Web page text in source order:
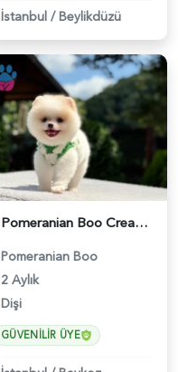
İstanbul /Beylikdüzü
Pomeranian Boo Cream Beyaz Yavrumuz - 6251
Pomeranian Boo
2 Aylık
Dişi
GÜVENILIR ÜYE